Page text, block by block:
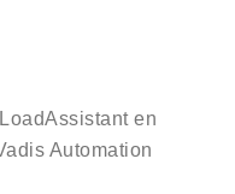
en
Automation